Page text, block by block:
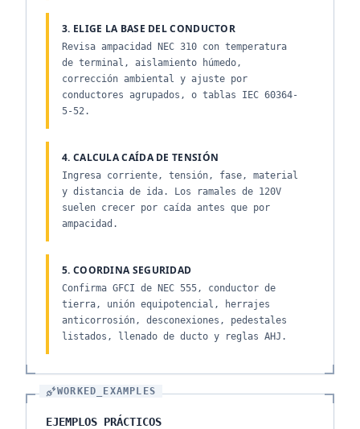
3. ELIGE LA BASE DEL CONDUCTOR
Revisa ampacidad NEC 310 con temperatura
de terminal, aislamiento húmedo,
corrección ambiental y ajuste por
conductores agrupados, o tablas IEC 60364-
5-52.
4. CALCULA CAÍDA DE TENSIÓN
Ingresa corriente, tensión, fase, material
y distancia de ida. Los ramales de 120V
suelen crecer por caída antes que por
ampacidad.
5. COORDINA SEGURIDAD
Confirma GFCI de NEC 555, conductor de
tierra, unión equipotencial, herrajes
anticorrosión, desconexiones, pedestales
listados, llenado de ducto y reglas AHJ.
WORKED_EXAMPLES
EJEMPLOS PRÁCTICOS